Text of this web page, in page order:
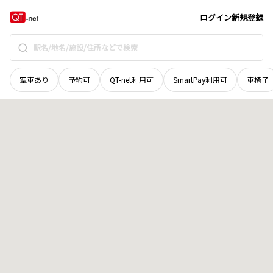
ログイン新規登録
空車あり 予約可 QT-net利用可 SmartPay利用可 車椅子
愛媛県